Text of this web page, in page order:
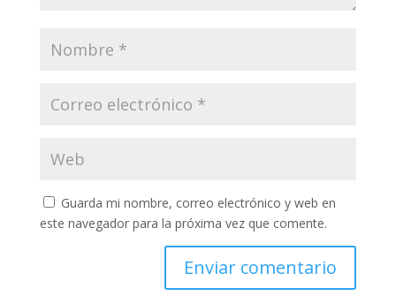
Guarda mi nombre, correo electrónico y web en
este navegador para la próxima vez que comente.